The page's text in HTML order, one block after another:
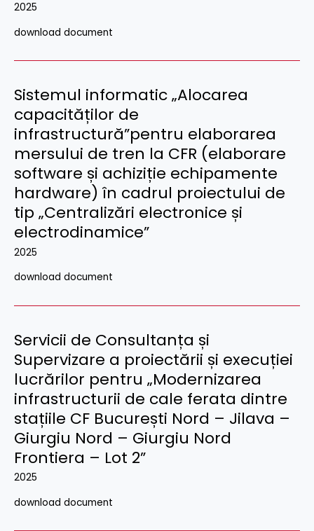
2025
download document
Sistemul informatic „Alocarea
capacităților de
infrastructură”pentru elaborarea
mersului de tren la CFR (elaborare
software și achiziție echipamente
hardware) în cadrul proiectului de
tip „Centralizări electronice și
electrodinamice”
2025
download document
Servicii de Consultanța și
Supervizare a proiectării și execuției
lucrărilor pentru „Modernizarea
infrastructurii de cale ferata dintre
stațiile CF București Nord – Jilava –
Giurgiu Nord – Giurgiu Nord
Frontiera – Lot 2”
2025
download document